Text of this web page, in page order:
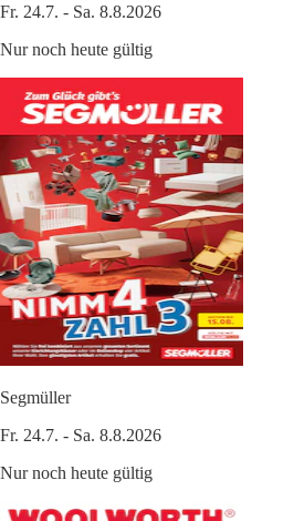
Fr. 24.7. - Sa. 8.8.2026
Nur noch heute gültig
Segmüller
Fr. 24.7. - Sa. 8.8.2026
Nur noch heute gültig